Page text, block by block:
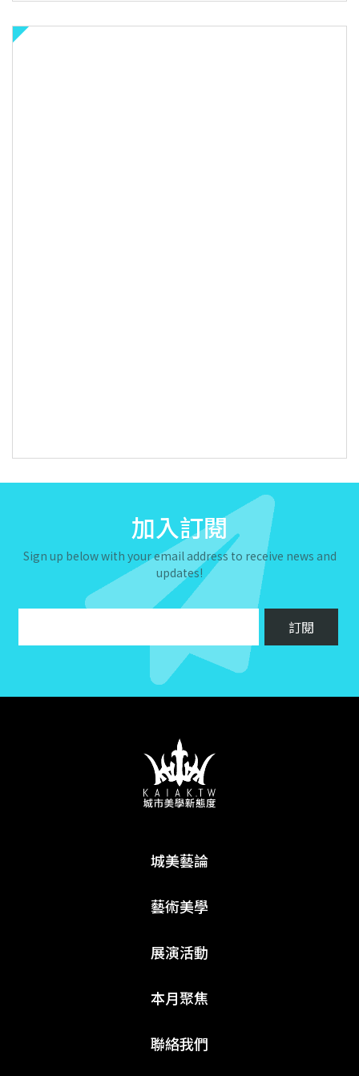
加入訂閱
Sign up below with your email address to receive news and
updates!
城美藝論
藝術美學
展演活動
本月聚焦
聯絡我們